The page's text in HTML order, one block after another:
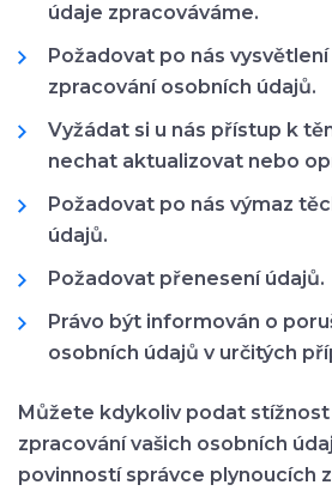
údaje zpracováváme.
Požadovat po nás
zpracování osobních údajů.
Vyžádat si u nás přístup k
nechat aktualizovat nebo
Požadovat po nás výmaz
údajů.
Požadovat přenesení údajů.
Právo být informován o
osobních údajů v určitých
Můžete kdykoliv podat stížnost
zpracování vašich osobních
povinností správce plynoucích z